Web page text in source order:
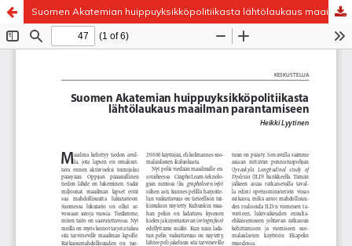
Suomen Akatemian huippuyksikköpolitiikasta lähtölaukaus maailman parantamiseen
Tieteellisten seurain valtuuskunta